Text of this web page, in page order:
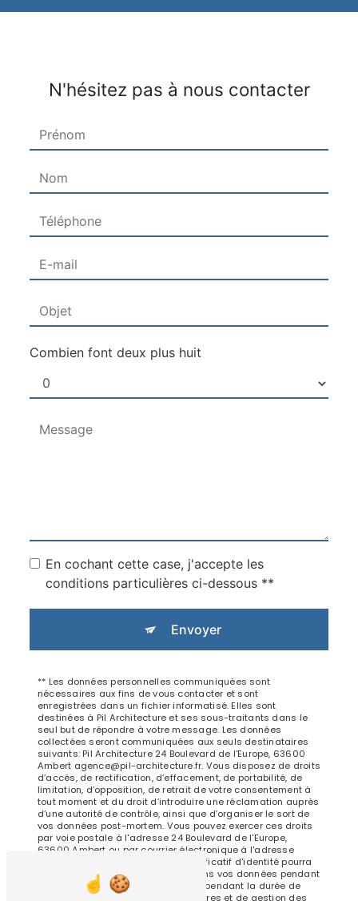
N'hésitez pas à nous contacter
Combien font deux plus huit
En cochant cette case, j'accepte les
conditions particulières ci-dessous **
Envoyer
** Les données personnelles communiquées sont
nécessaires aux fins de vous contacter et sont
enregistrées dans un fichier informatisé. Elles sont
destinées à Pil Architecture et ses sous-traitants dans le
seul but de répondre à votre message. Les données
collectées seront communiquées aux seuls destinataires
suivants: Pil Architecture 24 Boulevard de l'Europe, 63600
Ambert agence@pil-architecture.fr. Vous disposez de droits
d’accès, de rectification, d’effacement, de portabilité, de
limitation, d’opposition, de retrait de votre consentement à
tout moment et du droit d’introduire une réclamation auprès
d’une autorité de contrôle, ainsi que d’organiser le sort de
vos données post-mortem. Vous pouvez exercer ces droits
par voie postale à l'adresse 24 Boulevard de l'Europe,
63600 Ambert ou par courrier électronique à l'adresse
agence@pil-architecture.fr. Un justificatif d'identité pourra
vous être demandé. Nous conservons vos données pendant
la période de prise de contact puis pendant la durée de
prescription légale aux fins probatoires et de gestion des